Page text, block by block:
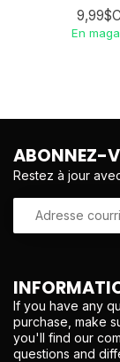
En
If you have any
purchase, make
you'll find our
questions and
ABONNEZ-
Restez à jour